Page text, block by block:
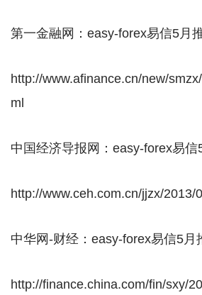
第一金融网：easy-forex易信5月
http://www.afinance.cn/new/
ml
中国经济导报网：easy-forex易
http://www.ceh.com.cn/jjzx/2013/
中华网-财经：easy-forex易信5月
http://finance.china.com/fin/sxy/